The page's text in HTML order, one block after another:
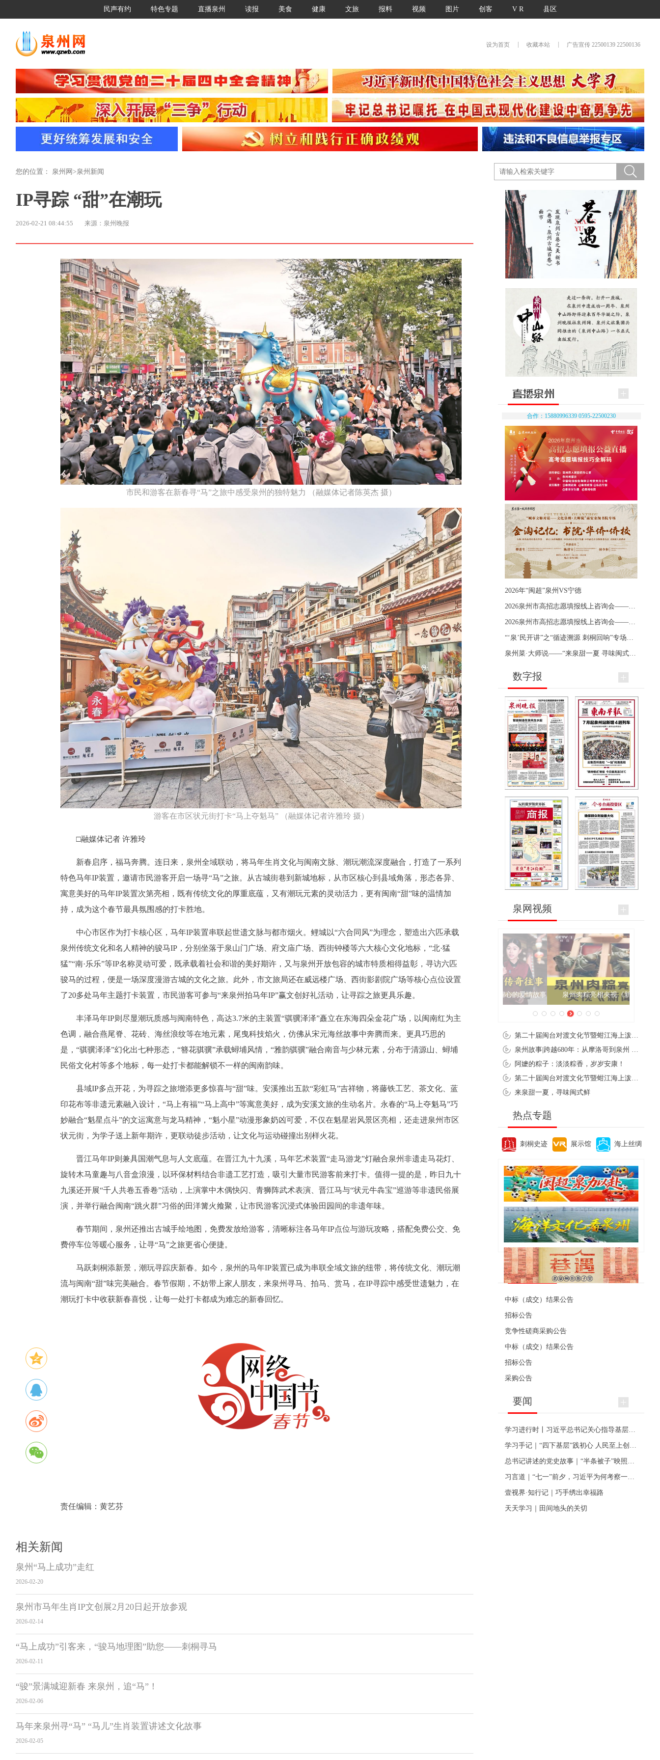
民声有约 特色专题 直播泉州 读报 美食 健康 文旅 报料 视频 图片 创客 V R 县区
设为首页 收藏本站 广告宣传 22500139 22500136
您的位置： 泉州网 >泉州新闻
IP寻踪 “甜”在潮玩
2026-02-21 08:44:55 来源：泉州晚报
市民和游客在新春寻“马”之旅中感受泉州的独特魅力 （融媒体记者陈英杰 摄）
游客在市区状元街打卡“马上夺魁马” （融媒体记者许雅玲 摄）
□融媒体记者 许雅玲
新春启序，福马奔腾。连日来，泉州全域联动，将马年生肖文化与闽南文脉、潮玩潮流深度融合，打造了一系列
特色马年IP装置，邀请市民游客开启一场寻“马”之旅。从古城街巷到新城地标，从市区核心到县域角落，形态各异、
寓意美好的马年IP装置次第亮相，既有传统文化的厚重底蕴，又有潮玩元素的灵动活力，更有闽南“甜”味的温情加
持，成为这个春节最具氛围感的打卡胜地。
中心市区作为打卡核心区，马年IP装置串联起世遗文脉与都市烟火。鲤城以“六合同风”为理念，塑造出六匹承载
泉州传统文化和名人精神的骏马IP，分别坐落于泉山门广场、府文庙广场、西街钟楼等六大核心文化地标，“北·猛
猛”“南·乐乐”等IP名称灵动可爱，既承载着社会和谐的美好期许，又与泉州开放包容的城市特质相得益彰，寻访六匹
骏马的过程，便是一场深度漫游古城的文化之旅。此外，市文旅局还在威远楼广场、西街影剧院广场等核心点位设置
了20多处马年主题打卡装置，市民游客可参与“来泉州拍马年IP”赢文创好礼活动，让寻踪之旅更具乐趣。
丰泽马年IP则尽显潮玩质感与闽南特色，高达3.7米的主装置“骐骥泽泽”矗立在东海四朵金花广场，以闽南红为主
色调，融合燕尾脊、花砖、海丝浪纹等在地元素，尾曳科技焰火，仿佛从宋元海丝故事中奔腾而来。更具巧思的
是，“骐骥泽泽”幻化出七种形态，“簪花骐骥”承载蟳埔风情，“雅韵骐骥”融合南音与少林元素，分布于清源山、蟳埔
民俗文化村等多个地标，每一处打卡都能解锁不一样的闽南韵味。
县域IP多点开花，为寻踪之旅增添更多惊喜与“甜”味。安溪推出五款“彩虹马”吉祥物，将藤铁工艺、茶文化、蓝
印花布等非遗元素融入设计，“马上有福”“马上高中”等寓意美好，成为安溪文旅的生动名片。永春的“马上夺魁马”巧
妙融合“魁星点斗”的文运寓意与龙马精神，“魁小星”动漫形象奶凶可爱，不仅在魁星岩风景区亮相，还走进泉州市区
状元街，为学子送上新年期许，更联动徒步活动，让文化与运动碰撞出别样火花。
晋江马年IP则兼具国潮气息与人文底蕴。在晋江九十九溪，马年艺术装置“走马游龙”灯融合泉州非遗走马花灯、
旋转木马童趣与八音盒浪漫，以环保材料结合非遗工艺打造，吸引大量市民游客前来打卡。值得一提的是，昨日九十
九溪还开展“千人共卷五香卷”活动，上演掌中木偶快闪、青狮阵武术表演、晋江马与“状元牛犇宝”巡游等非遗民俗展
演，并举行融合闽南“跳火群”习俗的田洋篝火飨聚，让市民游客沉浸式体验田园间的非遗年味。
春节期间，泉州还推出古城手绘地图，免费发放给游客，清晰标注各马年IP点位与游玩攻略，搭配免费公交、免
费停车位等暖心服务，让寻“马”之旅更省心便捷。
马跃刺桐添新景，潮玩寻踪庆新春。如今，泉州的马年IP装置已成为串联全域文旅的纽带，将传统文化、潮玩潮
流与闽南“甜”味完美融合。春节假期，不妨带上家人朋友，来泉州寻马、拍马、赏马，在IP寻踪中感受世遗魅力，在
潮玩打卡中收获新春喜悦，让每一处打卡都成为难忘的新春回忆。
责任编辑： 黄艺芬
相关新闻
泉州“马上成功”走红
2026-02-20
泉州市马年生肖IP文创展2月20日起开放参观
2026-02-14
“马上成功”引客来，“骏马地理图”助您——刺桐寻马
2026-02-11
“骏”景满城迎新春 来泉州，追“马”！
2026-02-06
马年来泉州寻“马” “马儿”生肖装置讲述文化故事
2026-02-05
合作：15880996339 0595-22500230
2026年“闽超”泉州VS宁德
数字报
泉网视频
泉州肉粽亮相央视《新闻联播》
阿嬷的粽子：淡淡粽香，岁岁安康！
来泉甜一夏，寻味闽式鲜
热点专题
刺桐史迹 展示馆 海上丝绸
便民资讯
中标（成交）结果公告
招标公告
竞争性磋商采购公告
中标（成交）结果公告
招标公告
采购公告
要闻
壹视界·知行记｜巧手绣出幸福路
天天学习｜田间地头的关切